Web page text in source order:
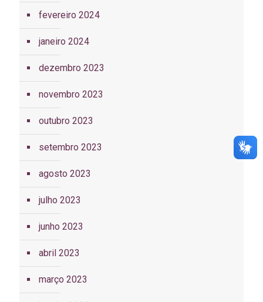
fevereiro 2024
janeiro 2024
dezembro 2023
novembro 2023
outubro 2023
setembro 2023
agosto 2023
julho 2023
junho 2023
abril 2023
março 2023